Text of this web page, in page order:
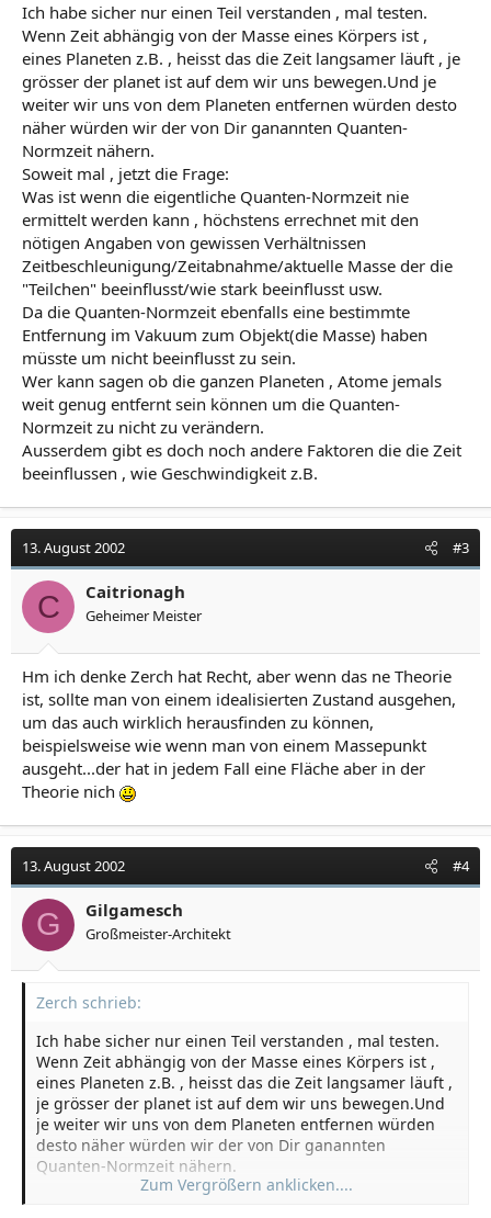
Ich habe sicher nur einen Teil verstanden , mal testen.
Wenn Zeit abhängig von der Masse eines Körpers ist ,
eines Planeten z.B. , heisst das die Zeit langsamer läuft , je
grösser der planet ist auf dem wir uns bewegen.Und je
weiter wir uns von dem Planeten entfernen würden desto
näher würden wir der von Dir ganannten Quanten-
Normzeit nähern.
Soweit mal , jetzt die Frage:
Was ist wenn die eigentliche Quanten-Normzeit nie
ermittelt werden kann , höchstens errechnet mit den
nötigen Angaben von gewissen Verhältnissen
Zeitbeschleunigung/Zeitabnahme/aktuelle Masse der die
"Teilchen" beeinflusst/wie stark beeinflusst usw.
Da die Quanten-Normzeit ebenfalls eine bestimmte
Entfernung im Vakuum zum Objekt(die Masse) haben
müsste um nicht beeinflusst zu sein.
Wer kann sagen ob die ganzen Planeten , Atome jemals
weit genug entfernt sein können um die Quanten-
Normzeit zu nicht zu verändern.
Ausserdem gibt es doch noch andere Faktoren die die Zeit
beeinflussen , wie Geschwindigkeit z.B.
13. August 2002 #3
C Caitrionagh
Geheimer Meister
Hm ich denke Zerch hat Recht, aber wenn das ne Theorie
ist, sollte man von einem idealisierten Zustand ausgehen,
um das auch wirklich herausfinden zu können,
beispielsweise wie wenn man von einem Massepunkt
ausgeht...der hat in jedem Fall eine Fläche aber in der
Theorie nich
13. August 2002 #4
G Gilgamesch
Großmeister-Architekt
Zerch schrieb:
Ich habe sicher nur einen Teil verstanden , mal testen.
Wenn Zeit abhängig von der Masse eines Körpers ist ,
eines Planeten z.B. , heisst das die Zeit langsamer läuft ,
je grösser der planet ist auf dem wir uns bewegen.Und
je weiter wir uns von dem Planeten entfernen würden
desto näher würden wir der von Dir ganannten
Quanten-Normzeit nähern.
Zum Vergrößern anklicken....